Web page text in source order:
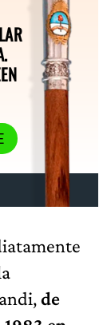
de